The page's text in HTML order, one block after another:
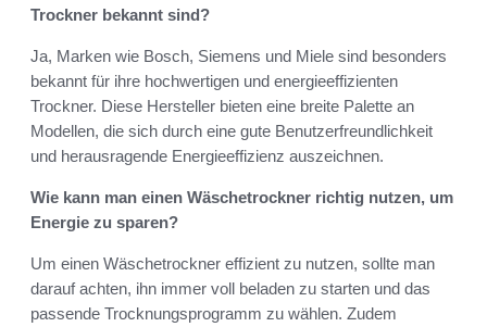
Trockner bekannt sind?
Ja, Marken wie Bosch, Siemens und Miele sind besonders
bekannt für ihre hochwertigen und energieeffizienten
Trockner. Diese Hersteller bieten eine breite Palette an
Modellen, die sich durch eine gute Benutzerfreundlichkeit
und herausragende Energieeffizienz auszeichnen.
Wie kann man einen Wäschetrockner richtig nutzen, um
Energie zu sparen?
Um einen Wäschetrockner effizient zu nutzen, sollte man
darauf achten, ihn immer voll beladen zu starten und das
passende Trocknungsprogramm zu wählen. Zudem